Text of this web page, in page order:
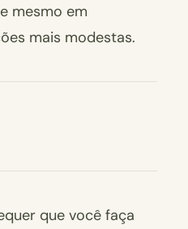
mesmo em
mais modestas.
que você faça